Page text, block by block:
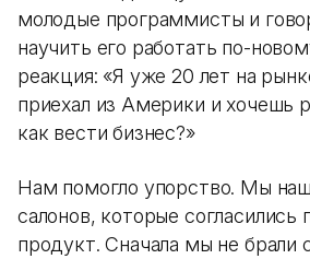
молодые программисты и
научить его работать по-
реакция: «Я уже 20 лет на
приехал из Америки и хочешь
как вести бизнес?»
Нам помогло упорство. Мы
салонов, которые согласились
продукт. Сначала мы не брали